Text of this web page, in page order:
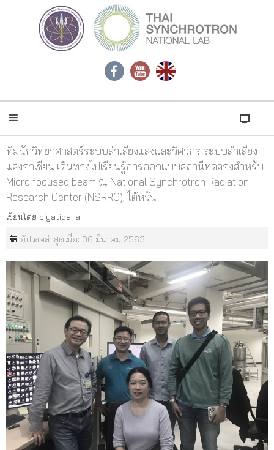
ทีมนักวิทยาศาสตร์ระบบลำเลียงแสงและวิศวกร ระบบลำเลียง
แสงอาเซียน เดินทางไปเรียนรู้การออกแบบสถานีทดลองสำหรับ
Micro focused beam ณ National Synchrotron Radiation
Research Center (NSRRC), ไต้หวัน
เขียนโดย piyatida_a
อัปเดตล่าสุดเมื่อ: 06 มีนาคม 2563